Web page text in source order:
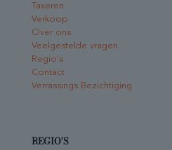
Taxeren
Verkoop
Over ons
Veelgestelde vragen
Regio's
Contact
Verrassings Bezichtiging
REGIO'S